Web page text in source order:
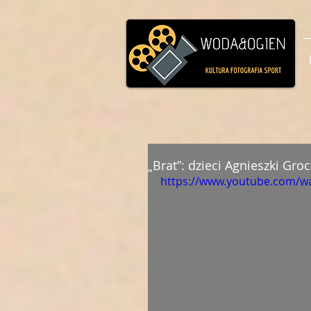
„Brat”: dzieci Agnieszki
https://www.youtube.com/